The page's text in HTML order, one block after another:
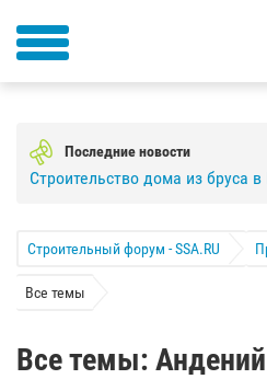
Последние новости
Строительство дома из бруса
Строительный форум - SSA.RU
Все темы
Все темы: Андений